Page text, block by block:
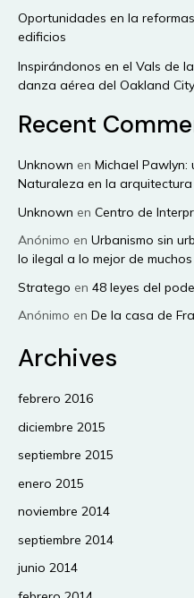
Oportunidades en la
edificios
Inspirándonos en el Vals de
danza aérea del Oakland
Recent
Unknown en Michael
Naturaleza en la arquitectura
Unknown en Centro de
Anónimo en Urbanismo sin
lo ilegal a lo mejor de
Stratego en 48 leyes del
Anónimo en De la casa de
Archives
febrero 2016
diciembre 2015
septiembre 2015
enero 2015
noviembre 2014
septiembre 2014
junio 2014